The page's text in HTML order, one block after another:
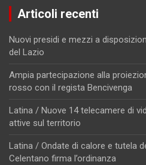
Articoli recenti
Nuovi presidi e mezzi a
del Lazio
Ampia partecipazione alla
rosso con il regista Bencivenga
Latina / Nuove 14 telecamere di
attive sul territorio
Latina / Ondate di calore e tutela
Celentano firma l’ordinanza